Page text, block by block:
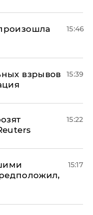
15:46
взрывов
15:39
15:22
15:17